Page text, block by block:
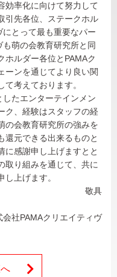
効率化に向けて努力して
引先各位、ステークホル
とって最も重要なパー
も萌の会教育研究所と同
ホルダー各位とPAMAク
ーンを通じてより良い関
考えております。
たエンターテインメン
ク、経験はスタッフの経
の会教育研究所の強みを
還元できる出来るものと
に感謝申し上げますとと
取り組みを通じて、共に
上げます。
敬具
会社PAMAクリエイティヴ